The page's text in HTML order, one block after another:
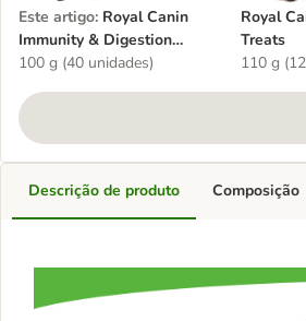
Este artigo: Royal Canin
Immunity & Digestion
Chews Puppy suplemento
100 g (40 unidades)
Royal
Treats
110 g
Descrição de produto Composição